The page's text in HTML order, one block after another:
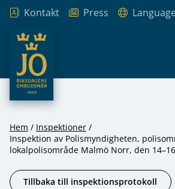
Hoppa till innehåll
Kontakt Press
JO – Riksdagens Ombudsmän
Hem
Inspektioner
Inspektion av Polismyndigheten,
lokalpolisområde Malmö Norr, den
Tillbaka till inspektionsprotokoll